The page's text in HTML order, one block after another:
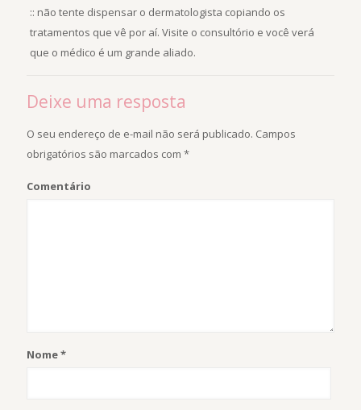
:: não tente dispensar o dermatologista copiando os
tratamentos que vê por aí. Visite o consultório e você verá
que o médico é um grande aliado.
Deixe uma resposta
O seu endereço de e-mail não será publicado. Campos
obrigatórios são marcados com *
Comentário
Nome*